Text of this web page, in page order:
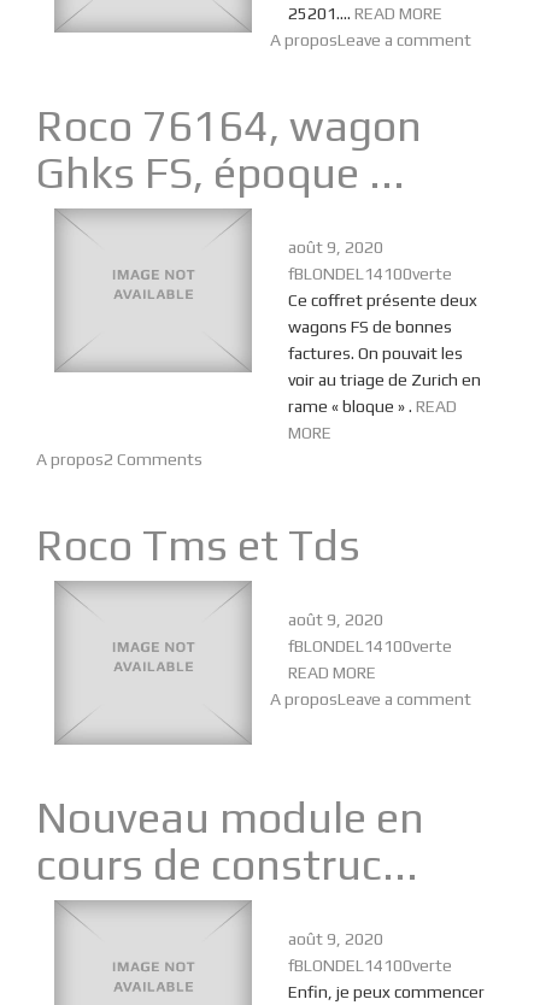
25201…. READ MORE
A proposLeave a comment
Roco 76164, wagon
Ghks FS, époque ...
août 9, 2020
fBLONDEL14100verte
Ce coffret présente deux
wagons FS de bonnes
factures. On pouvait les
voir au triage de Zurich en
rame « bloque » . READ
MORE
A propos2 Comments
Roco Tms et Tds
août 9, 2020
fBLONDEL14100verte
READ MORE
A proposLeave a comment
Nouveau module en
cours de construc...
août 9, 2020
fBLONDEL14100verte
Enfin, je peux commencer